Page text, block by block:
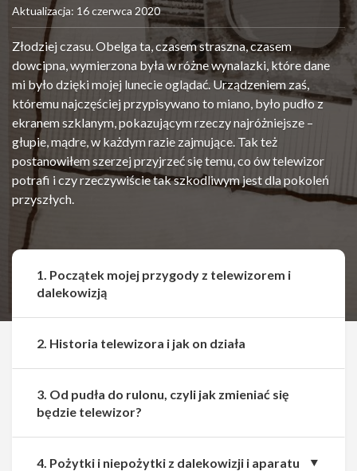
Aktualizacja: 16 czerwca 2020
Złodziej czasu. Obelga ta, czasem straszna, czasem
dowcipna, wymierzona była w różne wynalazki, które dane
mi było dzięki mojej lunecie oglądać. Urządzeniem zaś,
któremu najczęściej przypisywano to miano, było pudło z
ekranem szklanym, pokazującym rzeczy najróżniejsze –
głupie, mądre, w każdym razie zajmujące. Tak też
postanowiłem szerzej przyjrzeć się temu, co ów telewizor
potrafi i czy rzeczywiście tak szkodliwym jest dla pokoleń
przyszłych.
1. Początek mojej przygody z telewizorem i
dalekowizją
2. Historia telewizora i jak on działa
3. Od pudła do rulonu, czyli jak zmieniać się
będzie telewizor?
4. Pożytki i niepożytki z dalekowizji i aparatu